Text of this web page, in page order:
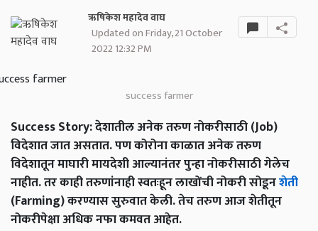
ऋषिकेश महादेव वाघ
Updated on Friday, 21 October
2022 12:32 PM
success farmer
Success Story: देशातील अनेक तरुण नोकरीसाठी (Job)
विदेशात जात असतात. पण कोरोना काळात अनेक तरुण
विदेशातून माघारी मायदेशी आल्यानंतर पुन्हा नोकरीसाठी गेलेच
नाहीत. तर काही तरुणांनाही स्वतःहून लाखोंची नोकरी सोडूनशेती
(Farming) करण्यास सुरुवात केली. तेच तरुण आज शेतीतून
नोकरीपेक्षा अधिक नफा कमवत आहेत.